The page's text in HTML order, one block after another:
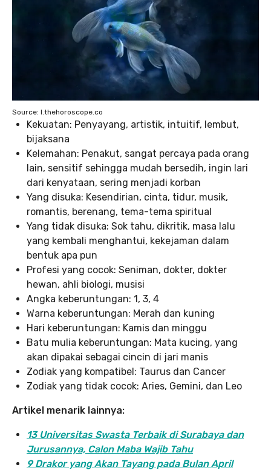
Source: I.thehoroscope.co
Kekuatan: Penyayang, artistik, intuitif, lembut,
bijaksana
Kelemahan: Penakut, sangat percaya pada orang
lain, sensitif sehingga mudah bersedih, ingin lari
dari kenyataan, sering menjadi korban
Yang disuka: Kesendirian, cinta, tidur, musik,
romantis, berenang, tema-tema spiritual
Yang tidak disuka: Sok tahu, dikritik, masa lalu
yang kembali menghantui, kekejaman dalam
bentuk apa pun
Profesi yang cocok: Seniman, dokter, dokter
hewan, ahli biologi, musisi
Angka keberuntungan: 1, 3, 4
Warna keberuntungan: Merah dan kuning
Hari keberuntungan: Kamis dan minggu
Batu mulia keberuntungan: Mata kucing, yang
akan dipakai sebagai cincin di jari manis
Zodiak yang kompatibel: Taurus dan Cancer
Zodiak yang tidak cocok: Aries, Gemini, dan Leo
Artikel menarik lainnya:
13 Universitas Swasta Terbaik di Surabaya dan
Jurusannya, Calon Maba Wajib Tahu
9 Drakor yang Akan Tayang pada Bulan April